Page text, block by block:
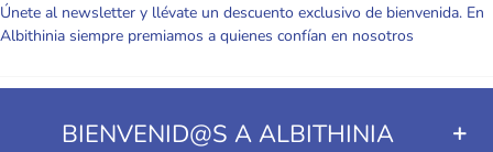
Únete al newsletter y llévate un descuento exclusivo de bienvenida. En
Albithinia siempre premiamos a quienes confían en nosotros
BIENVENID@S A ALBITHINIA